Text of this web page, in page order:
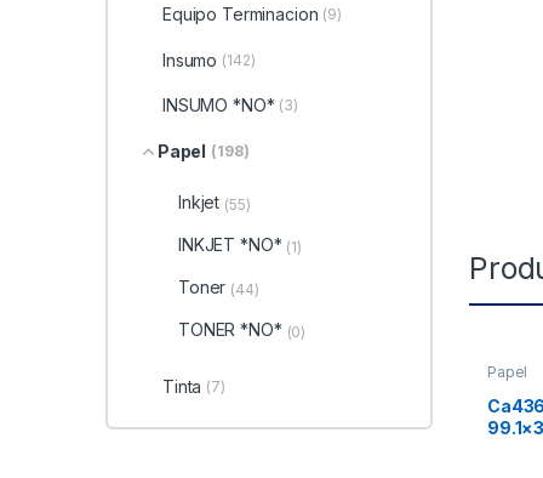
Papel
Equipo Terminacion (9)
Insumo (142)
INSUMO *NO* (3)
Papel (198)
Inkjet (55)
INKJET *NO* (1)
Toner (44)
TONER *NO* (0)
Tinta (7)